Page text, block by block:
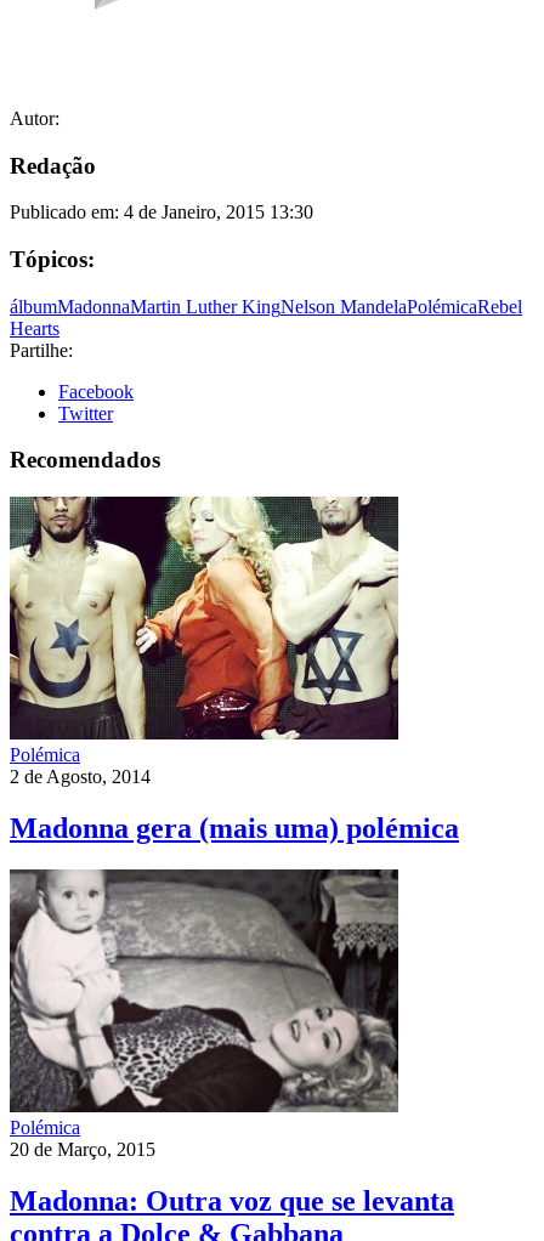
Autor:
Redação
Publicado em: 4 de Janeiro, 2015 13:30
Tópicos:
álbumMadonnaMartin Luther KingNelson MandelaPolémicaRebel
Hearts
Partilhe:
Facebook
Twitter
Recomendados
Polémica
2 de Agosto, 2014
Madonna gera (mais uma) polémica
Polémica
20 de Março, 2015
Madonna: Outra voz que se levanta
contra a Dolce & Gabbana